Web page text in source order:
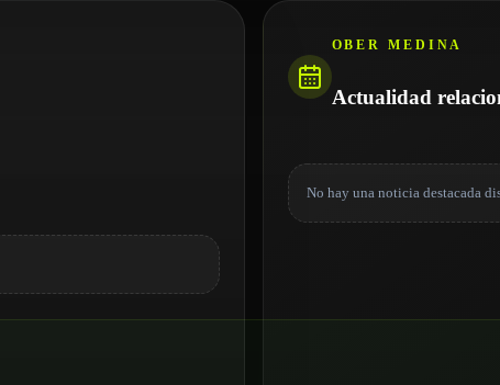
OBER MEDINA
Actualidad
No hay una noticia destacada